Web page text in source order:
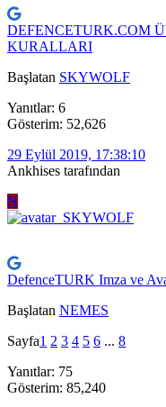
DEFENCETURK.COM
KURALLARI
Başlatan SKYWOLF
Yanıtlar: 6
Gösterim: 52,626
29 Eylül 2019, 17:38:10
Ankhises tarafından
N
DefenceTURK Imza ve
Başlatan NEMES
Sayfa1 2 3 4 5 6 ... 8
Yanıtlar: 75
Gösterim: 85,240